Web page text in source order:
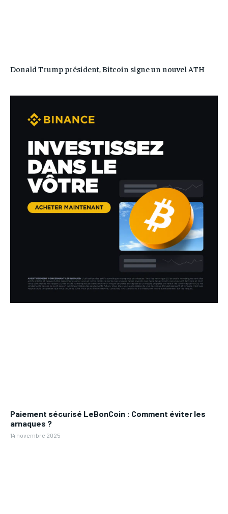
Paiement sécurisé LeBonCoin : Comment éviter les
arnaques ?
14 novembre 2025
Donald Trump président, Bitcoin signe un nouvel ATH